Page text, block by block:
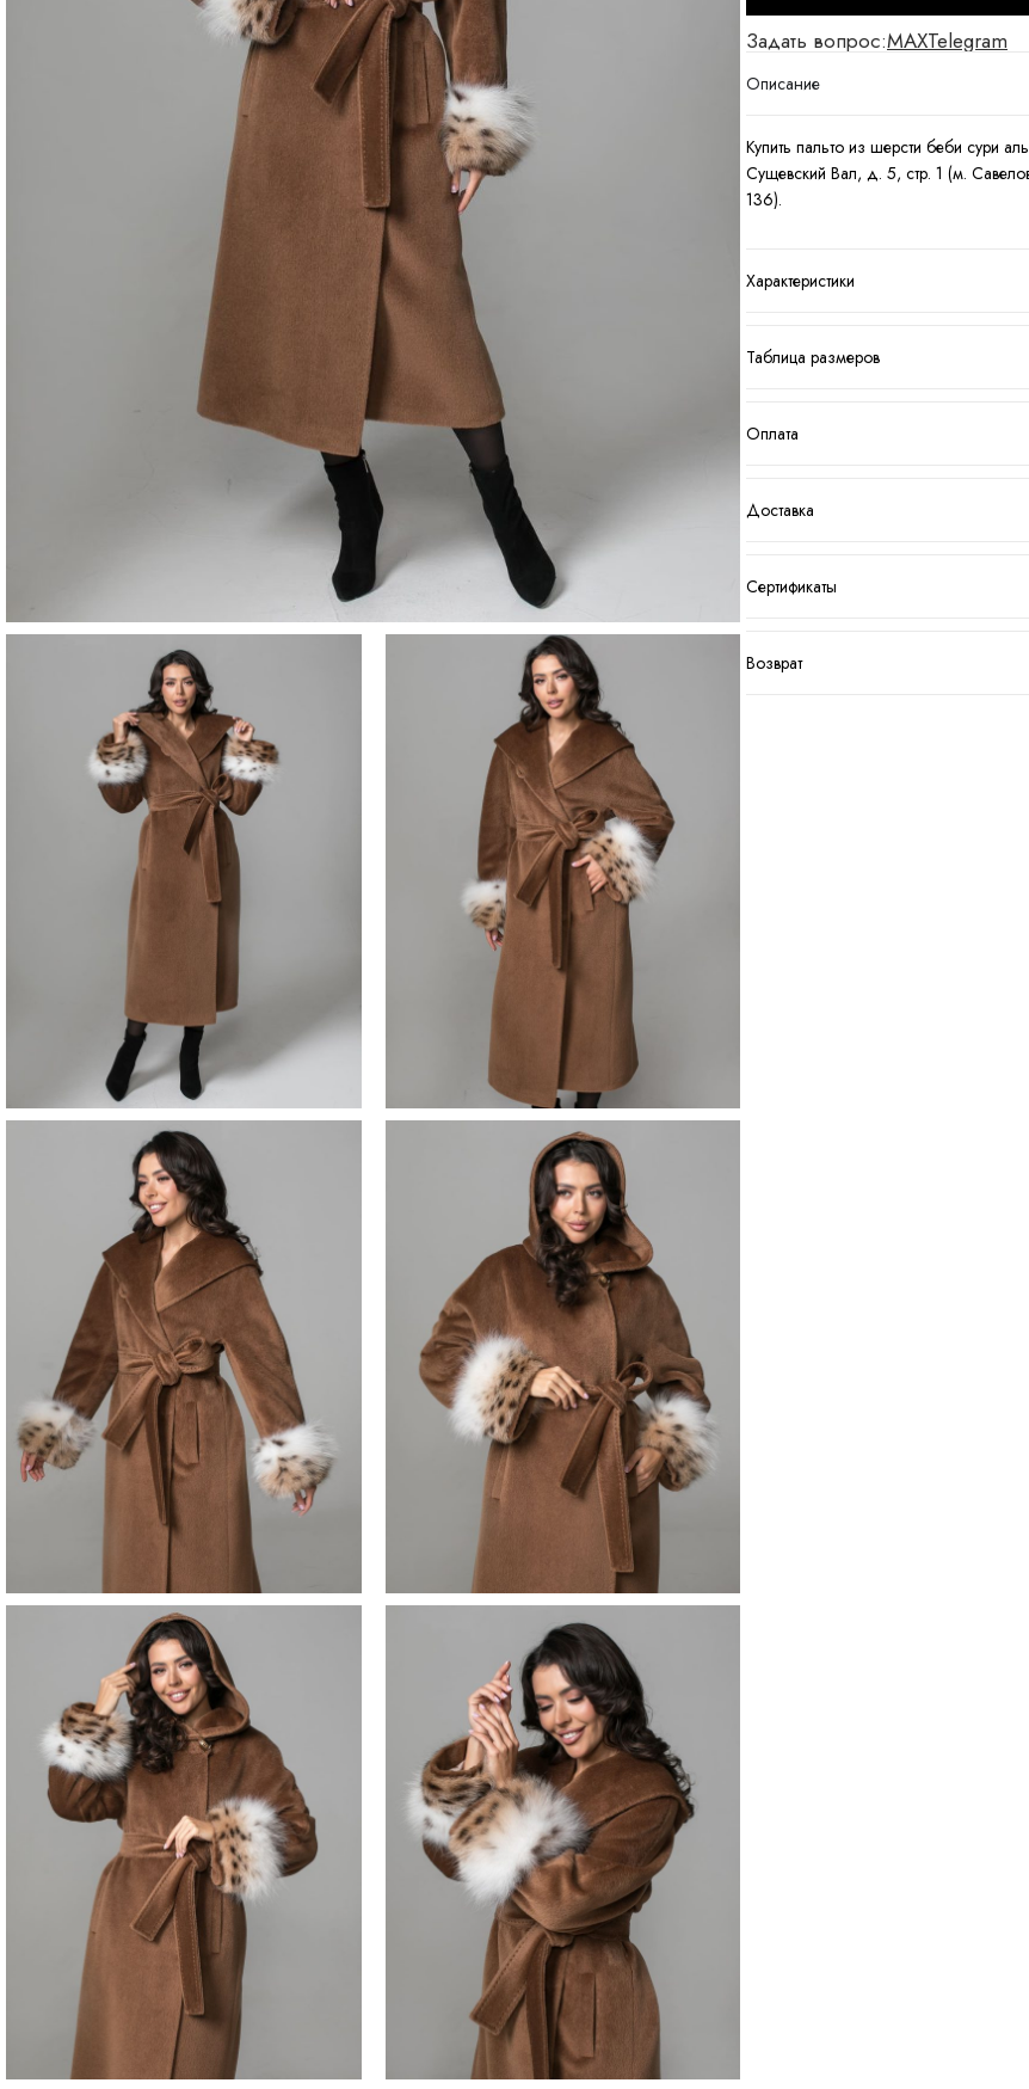
Задать вопрос:MAXTelegram
Описание
Купить пальто из шерсти беби сури
Сущевский Вал, д. 5, стр. 1 (м.
136).
Характеристики
Таблица размеров
Оплата
Доставка
Сертификаты
Возврат